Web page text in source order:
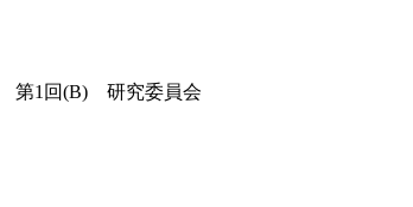
第1回(B) 研究委員会